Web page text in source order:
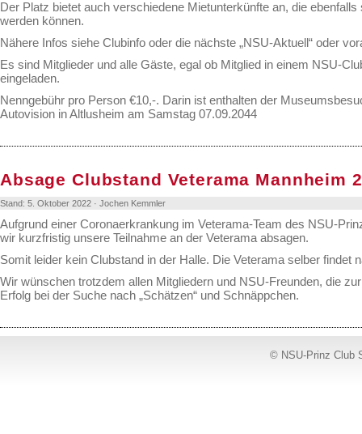
Der Platz bietet auch verschiedene Mietunterkünfte an, die
werden können.
Nähere Infos siehe Clubinfo oder die nächste „NSU-Aktuell“ oder
Es sind Mitglieder und alle Gäste, egal ob Mitglied in einem NSU-
eingeladen.
Nenngebühr pro Person €10,-. Darin ist enthalten der
Autovision in Altlusheim am Samstag 07.09.2044
Absage Clubstand Veterama Mannheim
Stand: 5. Oktober 2022 · Jochen Kemmler
Aufgrund einer Coronaerkrankung im Veterama-Team des NSU-
wir kurzfristig unsere Teilnahme an der Veterama absagen.
Somit leider kein Clubstand in der Halle. Die Veterama selber findet
Wir wünschen trotzdem allen Mitgliedern und NSU-Freunden, die
Erfolg bei der Suche nach „Schätzen“ und Schnäppchen.
© NSU-Prinz Club